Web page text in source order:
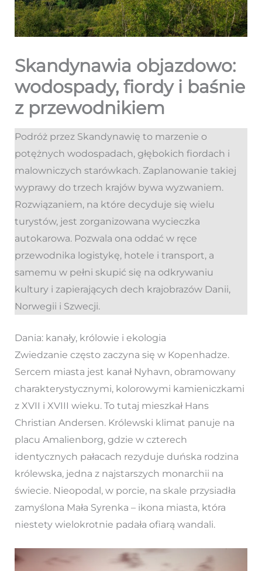
Skandynawia objazdowo:
wodospady, fiordy i baśnie
z przewodnikiem
Podróż przez Skandynawię to marzenie o
potężnych wodospadach, głębokich fiordach i
malowniczych starówkach. Zaplanowanie takiej
wyprawy do trzech krajów bywa wyzwaniem.
Rozwiązaniem, na które decyduje się wielu
turystów, jest zorganizowana wycieczka
autokarowa. Pozwala ona oddać w ręce
przewodnika logistykę, hotele i transport, a
samemu w pełni skupić się na odkrywaniu
kultury i zapierających dech krajobrazów Danii,
Norwegii i Szwecji.
Dania: kanały, królowie i ekologia
Zwiedzanie często zaczyna się w Kopenhadze.
Sercem miasta jest kanał Nyhavn, obramowany
charakterystycznymi, kolorowymi kamieniczkami
z XVII i XVIII wieku. To tutaj mieszkał Hans
Christian Andersen. Królewski klimat panuje na
placu Amalienborg, gdzie w czterech
identycznych pałacach rezyduje duńska rodzina
królewska, jedna z najstarszych monarchii na
świecie. Nieopodal, w porcie, na skale przysiadła
zamyślona Mała Syrenka – ikona miasta, która
niestety wielokrotnie padała ofiarą wandali.